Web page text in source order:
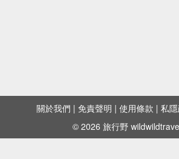
關於我們 | 免責聲明 | 使用條款 | 私
© 2026 旅行野